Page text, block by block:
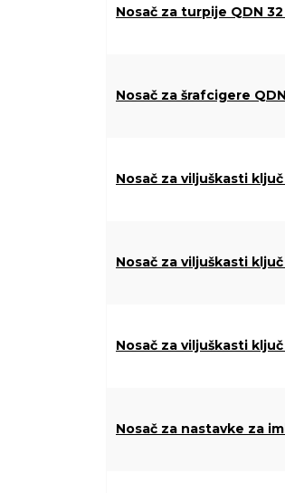
Nosač za turpije QDN 32
Nosač za šrafcigere
Nosač za viljuškasti ključ
Nosač za viljuškasti ključ
Nosač za viljuškasti ključ
Nosač za nastavke za